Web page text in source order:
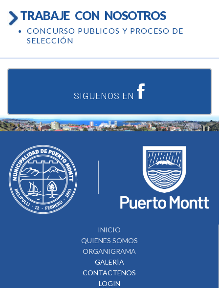
TRABAJE CON NOSOTROS
CONCURSO PUBLICOS Y PROCESO DE
SELECCIÓN
SIGUENOS EN
INICIO
QUIENES SOMOS
ORGANIGRAMA
GALERÍA
CONTACTENOS
LOGIN